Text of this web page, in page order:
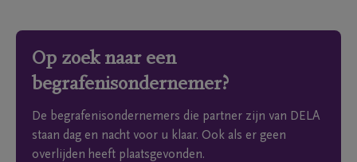
Op zoek naar een
begrafenisondernemer?
De begrafenisondernemers die partner zijn van DELA
staan dag en nacht voor u klaar. Ook als er geen
overlijden heeft plaatsgevonden.